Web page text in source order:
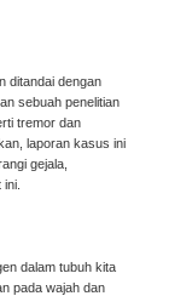
ditandai dengan
sebuah penelitian
tremor dan
laporan kasus ini
gejala,
dalam tubuh kita
pada wajah dan